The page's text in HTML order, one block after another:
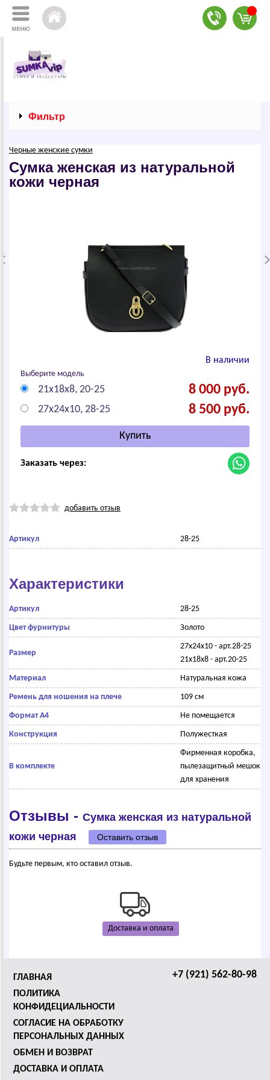
Фильтр
Черные женские сумки
Сумка женская из натуральной
кожи черная
В наличии
Выберите модель
21x18x8, 20-25 8 000 руб.
27х24х10, 28-25 8 500 руб.
Заказать через:
добавить отзыв
Артикул 28-25
Характеристики
Артикул 28-25
Цвет фурнитуры Золото
Размер
27х24х10 - арт.28-25
21х18х8 - арт.20-25
Материал Натуральная кожа
Ремень для ношения на плече 109 см
Формат А4 Не помещается
Конструкция Полужесткая
В комплекте
Фирменная коробка,
пылезащитный мешок
для хранения
Отзывы - Сумка женская из натуральной
кожи черная
Оставить отзыв
Будьте первым, кто оставил отзыв.
Доставка и оплата
+7 (921) 562-80-98
ГЛАВНАЯ
ПОЛИТИКА
КОНФИДЕЦИАЛЬНОСТИ
СОГЛАСИЕ НА ОБРАБОТКУ
ПЕРСОНАЛЬНЫХ ДАННЫХ
ОБМЕН И ВОЗВРАТ
ДОСТАВКА И ОПЛАТА